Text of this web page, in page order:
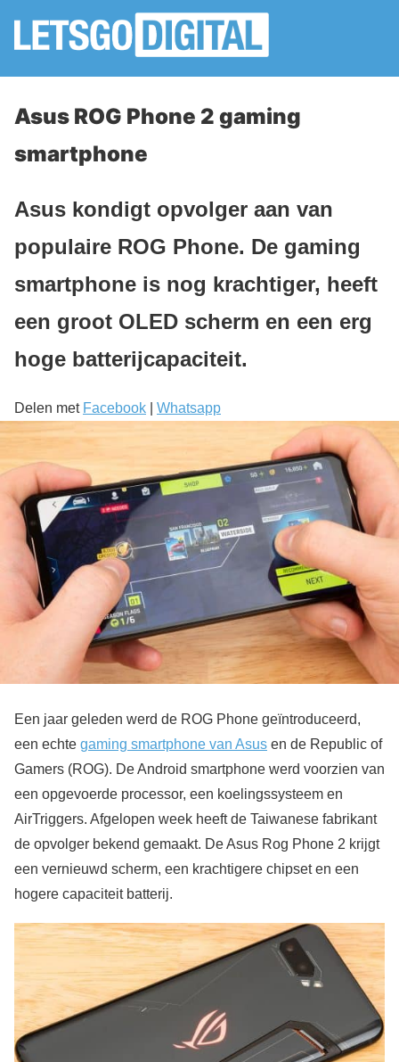
Asus ROG Phone 2 gaming
smartphone
Asus kondigt opvolger aan van
populaire ROG Phone. De gaming
smartphone is nog krachtiger, heeft
een groot OLED scherm en een erg
hoge batterijcapaciteit.
Delen met Facebook Whatsapp
Een jaar geleden werd de ROG Phone geïntroduceerd,
een echte gaming smartphone van Asus en de Republic of
Gamers (ROG). De Android smartphone werd voorzien van
een opgevoerde processor, een koelingssysteem en
AirTriggers. Afgelopen week heeft de Taiwanese fabrikant
de opvolger bekend gemaakt. De Asus Rog Phone 2 krijgt
een vernieuwd scherm, een krachtigere chipset en een
hogere capaciteit batterij.